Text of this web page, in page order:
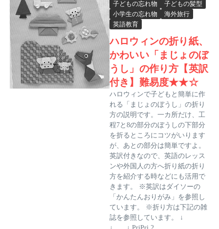
子どもの忘れ物
子どもの髪型
小学生の忘れ物
海外旅行
英語教育
ハロウィンの折り紙、
かわいい「まじょのぼ
うし」の作り方【英訳
付き】難易度★★☆
ハロウィンで子どもと簡単に作
れる「まじょのぼうし」の折り
方の説明です。一カ所だけ、工
程7と8の部分のぼうしの下部分
を折るところにコツがいります
が、あとの部分は簡単ですよ。
英訳付きなので、英語のレッス
ンや外国人の方へ折り紙の折り
方を紹介する時などにも活用で
きます。 ※英訳はダイソーの
「かんたんおりがみ」を参照し
ています。 ※折り方は下記の雑
誌を参照しています。 ↓